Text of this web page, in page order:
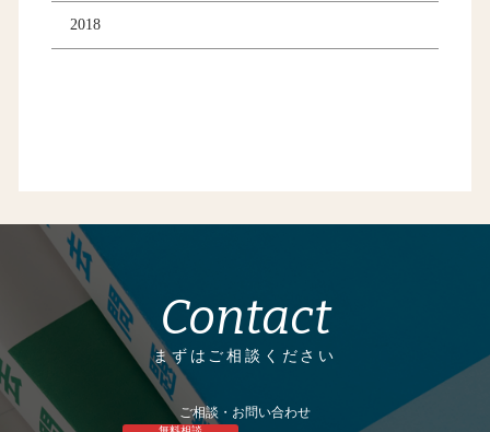
2018
Contact
まずはご相談ください
ご相談・お問い合わせ